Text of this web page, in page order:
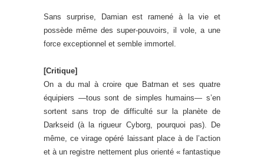
Sans surprise, Damian est ramené à la vie et
possède même des super-pouvoirs, il vole, a une
force exceptionnel et semble immortel.
[Critique]
On a du mal à croire que Batman et ses quatre
équipiers —tous sont de simples humains— s’en
sortent sans trop de difficulté sur la planète de
Darkseid (à la rigueur Cyborg, pourquoi pas). De
même, ce virage opéré laissant place à de l’action
et à un registre nettement plus orienté « fantastique